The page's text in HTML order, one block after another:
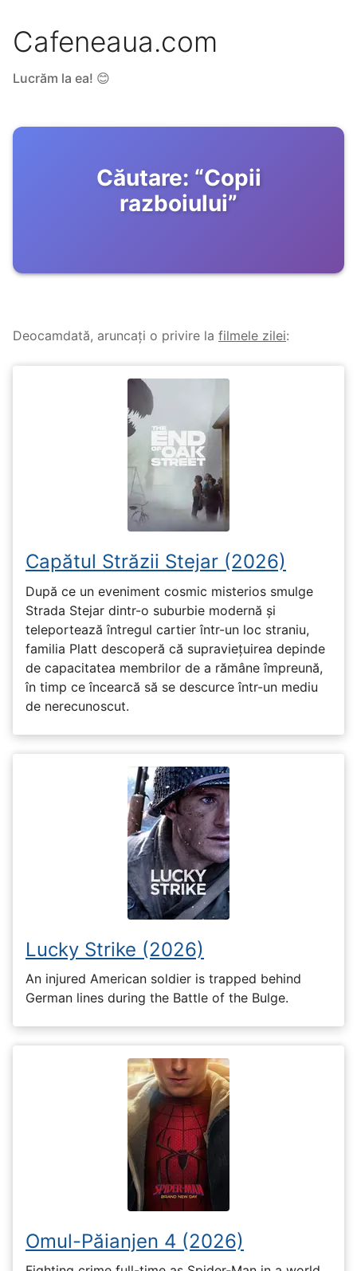
Cafeneaua.com
Lucrăm la ea! 😊
Căutare: “Copii
razboiului”
Deocamdată, aruncați o privire la filmele zilei:
Capătul Străzii Stejar (2026)
După ce un eveniment cosmic misterios smulge
Strada Stejar dintr-o suburbie modernă și
teleportează întregul cartier într-un loc straniu,
familia Platt descoperă că supraviețuirea depinde
de capacitatea membrilor de a rămâne împreună,
în timp ce încearcă să se descurce într-un mediu
de nerecunoscut.
Lucky Strike (2026)
An injured American soldier is trapped behind
German lines during the Battle of the Bulge.
Omul-Păianjen 4 (2026)